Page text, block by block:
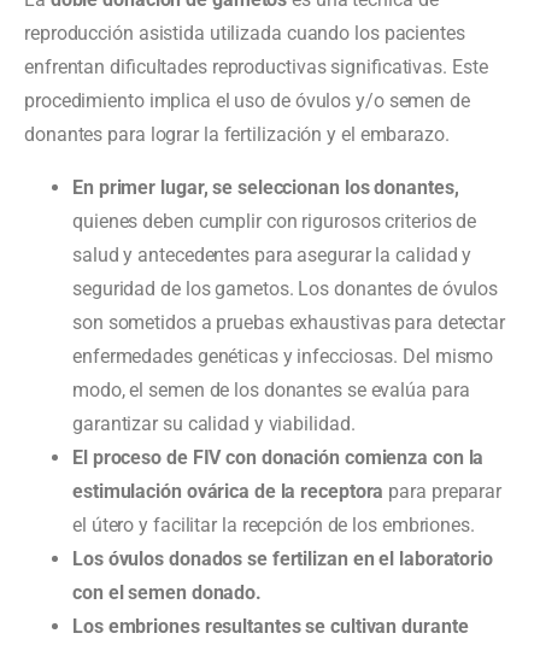
reproducción asistida utilizada cuando los pacientes
enfrentan dificultades reproductivas significativas. Este
procedimiento implica el uso de óvulos y/o semen de
donantes para lograr la fertilización y el embarazo.
En primer lugar, se seleccionan los donantes,
quienes deben cumplir con rigurosos criterios de
salud y antecedentes para asegurar la calidad y
seguridad de los gametos. Los donantes de óvulos
son sometidos a pruebas exhaustivas para detectar
enfermedades genéticas y infecciosas. Del mismo
modo, el semen de los donantes se evalúa para
garantizar su calidad y viabilidad.
El proceso de FIV con donación comienza con la
estimulación ovárica de la receptora para preparar
el útero y facilitar la recepción de los embriones.
Los óvulos donados se fertilizan en el laboratorio
con el semen donado.
Los embriones resultantes se cultivan durante